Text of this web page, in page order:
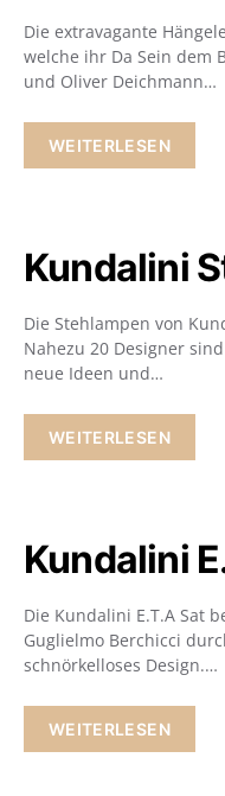
Die extravagante
welche ihr Da Sein dem
und Oliver Deichmann…
WEITERLESEN
Kundalini
Die Stehlampen von
Nahezu 20 Designer
neue Ideen und…
WEITERLESEN
Kundalini
Die Kundalini E.T.A Sat
Guglielmo Berchicci
schnörkelloses Design.…
WEITERLESEN